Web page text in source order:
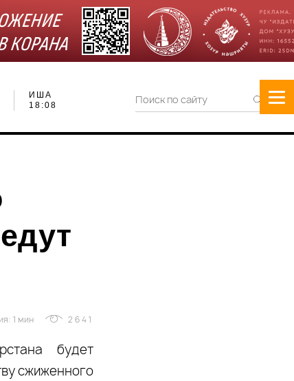
ИША
18:08
1 мин 2641
будет
сжиженного